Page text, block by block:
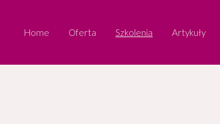
Home Oferta Szkolenia Artykuły